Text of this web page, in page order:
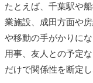
たとえば、千葉駅や
業施設、成田方面や
や移動の手がかりに
用事、友人との予定
だけで関係性を断定